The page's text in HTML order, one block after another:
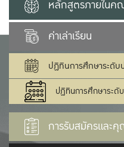
หลักสูตรภายในค
ค่าเล่าเรียน
ปฏิทินการศึกษาระดั
ปฏิทินการศึกษาระ
การรับสมัครและ